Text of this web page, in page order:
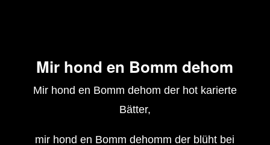
Mir hond en Bomm dehom
Mir hond en Bomm dehom der hot karierte
Bätter,
mir hond en Bomm dehomm der blüht bei